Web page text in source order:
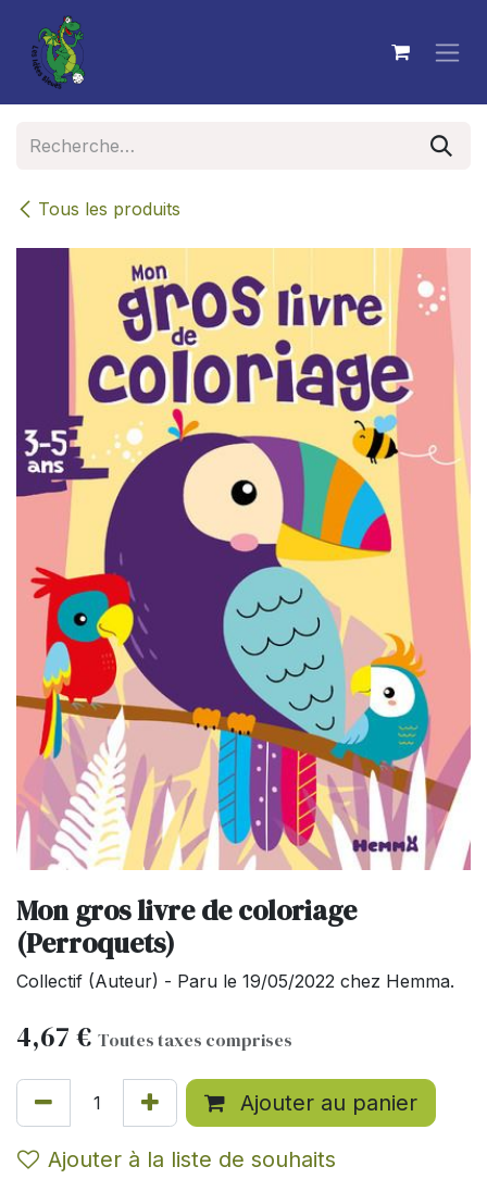
Se rendre au contenu
Tous les produits
Mon gros livre de coloriage
(Perroquets)
Collectif (Auteur) - Paru le 19/05/2022 chez Hemma.
4,67 € Toutes taxes comprises
Ajouter au panier
Ajouter à la liste de souhaits